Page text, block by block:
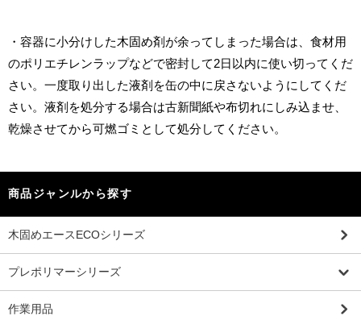
・容器に小分けした木固め剤が余ってしまった場合は、食材用
のポリエチレンラップなどで密封して2日以内に使い切ってくだ
さい。一度取り出した液剤を缶の中に戻さないようにしてくだ
さい。液剤を処分する場合は古新聞紙や布切れにしみ込ませ、
乾燥させてから可燃ゴミとして処分してください。
商品ジャンルから探す
木固めエースECOシリーズ
プレポリマーシリーズ
作業用品